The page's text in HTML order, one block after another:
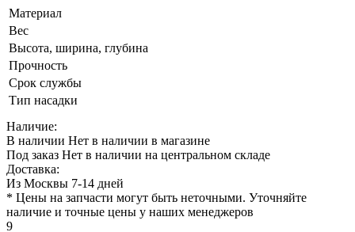
Материал
Вес
Высота, ширина, глубина
Прочность
Срок службы
Тип насадки
Наличие:
В наличии Нет в наличии в магазине
Под заказ Нет в наличии на центральном складе
Доставка:
Из Москвы 7-14 дней
* Цены на запчасти могут быть неточными. Уточняйте
наличие и точные цены у наших менеджеров
9